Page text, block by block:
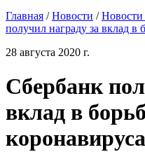
Главная / Новости / Новости
получил награду за вклад в
28 августа 2020 г.
Сбербанк
вклад в
коронавируса